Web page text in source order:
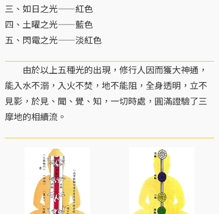
三、如日之光——紅色
四、土曜之光——藍色
五、閃電之光——淡紅色
由於以上五種光的出現，修行人因而獲大神通，
能入水不溺，入火不焚，地不能阻，全身透明，立不
見影，於見、聞、覺、知，一切時處，圓滿證驗了三
摩地的相續流。